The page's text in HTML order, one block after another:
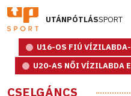
UTÁNPÓTLÁSSPORT
U16-OS FIÚ
U20-AS NŐI VÍZILABDA
CSELGÁNCS